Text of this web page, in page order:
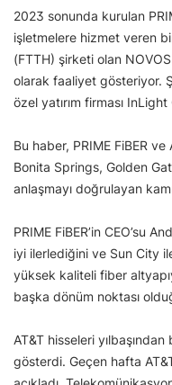
2023 sonunda kurulan
işletmelere hizmet veren
(FTTH) şirketi olan
olarak faaliyet gösteriyor.
özel yatırım firması
Bu haber, PRIME FiBER ve
Bonita Springs, Golden
anlaşmayı doğrulayan
PRIME FiBER’in CEO’su
iyi ilerlediğini ve Sun City
yüksek kaliteli fiber
başka dönüm noktası
AT&T hisseleri
gösterdi. Geçen hafta